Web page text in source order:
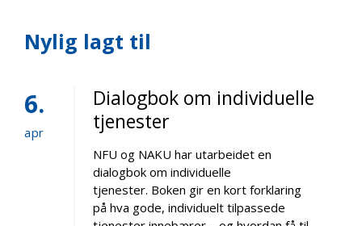
Nylig lagt til
6
apr
Dialogbok om individuelle
tjenester
NFU og NAKU har utarbeidet en
dialogbok om individuelle
tjenester. Boken gir en kort forklaring
på hva gode, individuelt tilpassede